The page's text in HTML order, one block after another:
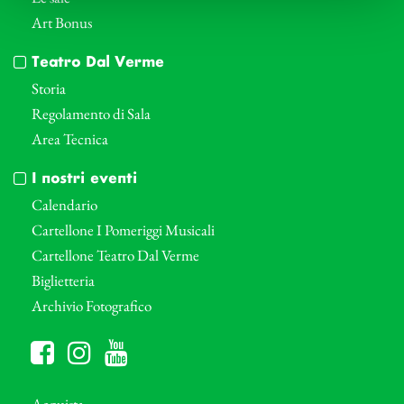
Art Bonus
Teatro Dal Verme
Storia
Regolamento di Sala
Area Tecnica
I nostri eventi
Calendario
Cartellone I Pomeriggi Musicali
Cartellone Teatro Dal Verme
Biglietteria
Archivio Fotografico